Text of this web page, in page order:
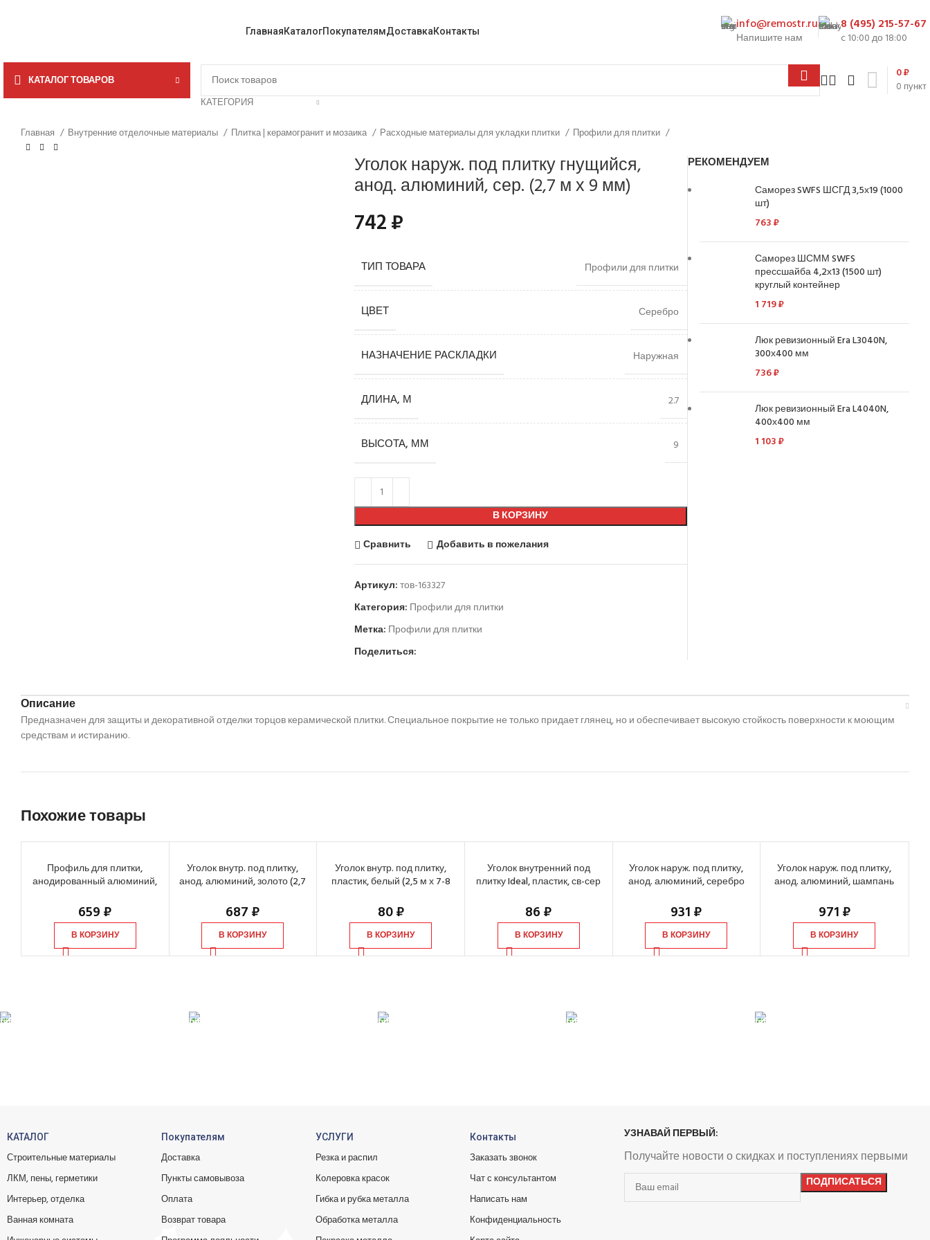
ГлавнаяКаталогПокупателямДоставкаКонтакты info@remostr.ru
Напишите нам
8 (495) 215-57-67
c 10:00 до 18:00
КАТАЛОГ ТОВАРОВ
КАТЕГОРИЯ
0 пункт
0₽
Главная Внутренние отделочные материалы Плитка | керамогранит и мозаика Расходные материалы для укладки плитки Профили для плитки
Уголок наруж. под плитку гнущийся,
анод. алюминий, сер. (2,7 м х 9 мм)
742₽
ТИП ТОВАРА Профили для плитки
ЦВЕТ Серебро
НАЗНАЧЕНИЕ РАСКЛАДКИ Наружная
ДЛИНА, М 2.7
ВЫСОТА, ММ 9
В КОРЗИНУ
Сравнить
Добавить в пожелания
Артикул:тов-163327
Категория: Профили для плитки
Метка: Профили для плитки
Поделиться:
РЕКОМЕНДУЕМ
Саморез SWFS ШСГД 3,5х19 (1000
шт)
763₽
Саморез ШСММ SWFS
прессшайба 4,2х13 (1500 шт)
круглый контейнер
1 719₽
Люк ревизионный Era L3040N,
300х400 мм
736₽
Люк ревизионный Era L4040N,
400х400 мм
1 103₽
Описание
Предназначен для защиты и декоративной отделки торцов керамической плитки. Специальное покрытие не только придает глянец, но и обеспечивает высокую стойкость поверхности к моющим
средствам и истиранию.
Похожие товары
Профиль для плитки,
анодированный алюминий,
659₽
В КОРЗИНУ
Уголок внутр. под плитку,
анод. алюминий, золото (2,7
687₽
В КОРЗИНУ
Уголок внутр. под плитку,
пластик, белый (2,5 м х 7-8
80₽
В КОРЗИНУ
Уголок внутренний под
плитку Ideal, пластик, св-сер
86₽
В КОРЗИНУ
Уголок наруж. под плитку,
анод. алюминий, серебро
931₽
В КОРЗИНУ
Уголок наруж. под плитку,
анод. алюминий, шампань
971₽
В КОРЗИНУ
КАТАЛОГ
Строительные материалы
ЛКМ, пены, герметики
Интерьер, отделка
Ванная комната
Покупателям
Доставка
Пункты самовывоза
Оплата
Возврат товара
УСЛУГИ
Резка и распил
Колеровка красок
Гибка и рубка металла
Обработка металла
Контакты
Заказать звонок
Чат с консультантом
Написать нам
Конфиденциальность
УЗНАВАЙ ПЕРВЫЙ:
Получайте новости о скидках и поступлениях первыми